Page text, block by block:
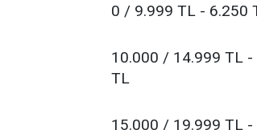
0 / 9.999 TL - 6.250
10.000 / 14.999 TL
TL
15.000 / 19.999 TL